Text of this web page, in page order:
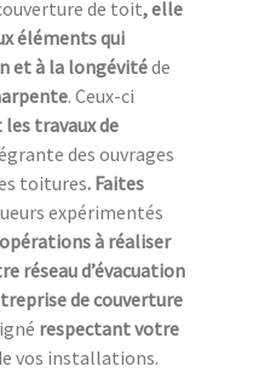
de toit, elle
éléments qui
et à la longévitéde
. Ceux-ci
travaux de
des ouvrages
toitures. Faites
expérimentés
à réaliser
réseau d’évacuation
de couverture
respectant votre
vos installations.